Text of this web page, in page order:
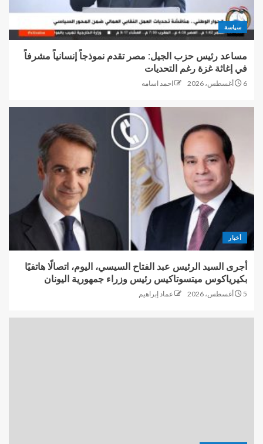
سياسة
مساعد رئيس حزب الجيل: مصر تقدم نموذجاً إنسانياً مشرفاً
في إغاثة غزة رغم التحديات
6 أغسطس، 2026 احمد اسامه
أخبار
أجرى السيد الرئيس عبد الفتاح السيسي، اليوم، اتصالًا هاتفيًا
بكيرياكوس ميتسوتاكيس رئيس وزراء جمهورية اليونان
5 أغسطس، 2026 عماد إبراهيم